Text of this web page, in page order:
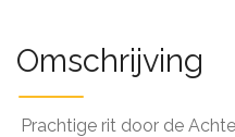
Omschrijving
Prachtige rit door de